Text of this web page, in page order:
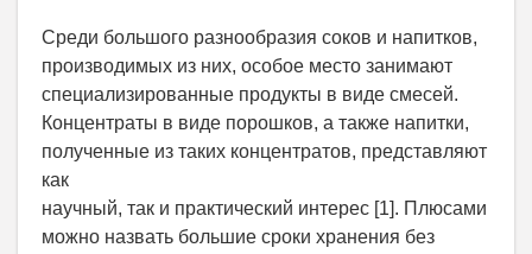
Среди большого разнообразия соков и напитков,
производимых из них, особое место занимают
специализированные продукты в виде смесей.
Концентраты в виде порошков, а также напитки,
полученные из таких концентратов, представляют
как
научный, так и практический интерес [1]. Плюсами
можно назвать большие сроки хранения без